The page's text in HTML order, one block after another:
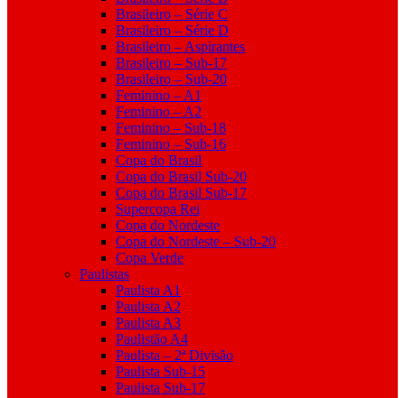
Brasileiro – Série C
Brasileiro – Série D
Brasileiro – Aspirantes
Brasileiro – Sub-17
Brasileiro – Sub-20
Feminino – A1
Feminino – A2
Feminino – Sub-18
Feminino – Sub-16
Copa do Brasil
Copa do Brasil Sub-20
Copa do Brasil Sub-17
Supercopa Rei
Copa do Nordeste
Copa do Nordeste – Sub-20
Copa Verde
Paulistas
Paulista A1
Paulista A2
Paulista A3
Paulistão A4
Paulista – 2ª Divisão
Paulista Sub-15
Paulista Sub-17